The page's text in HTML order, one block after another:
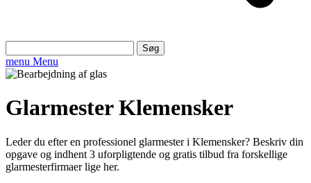
efter:
menu Menu
Glarmester Klemensker
Leder du efter en professionel glarmester i Klemensker? Beskriv din
opgave og indhent 3 uforpligtende og gratis tilbud fra forskellige
glarmesterfirmaer lige her.